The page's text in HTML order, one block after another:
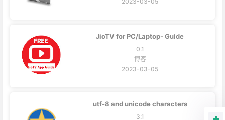
JioTV for PC/Laptop- Guide
0.1
博客
2023-03-05
utf-8 and unicode characters
3.1